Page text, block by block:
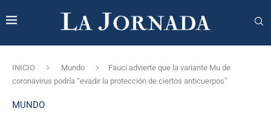
INICIO Mundo
Fauci advierte que la variante Mu de
coronavirus podría “evadir la protección de ciertos anticuerpos”
MUNDO